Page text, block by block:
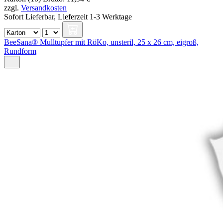
zzgl. Versandkosten
Sofort Lieferbar, Lieferzeit 1-3 Werktage
BeeSana® Mulltupfer mit RöKo, unsteril, 25 x 26 cm, eigroß,
Rundform